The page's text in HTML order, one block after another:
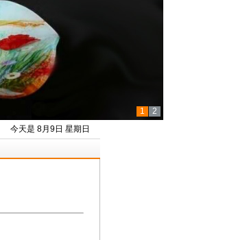
1
2
今天是 8月9日 星期日